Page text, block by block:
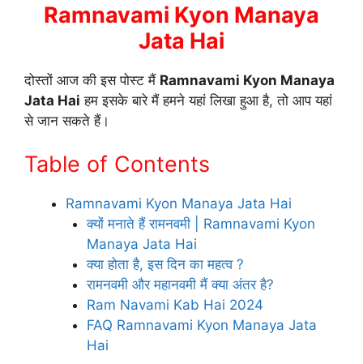
Ramnavami Kyon Manaya
Jata Hai
दोस्तों आज की इस पोस्ट मैं Ramnavami Kyon Manaya
Jata Hai हम इसके बारे मैं हमने यहां लिखा हुआ है, तो आप यहां
से जान सकते हैं।
Table of Contents
Ramnavami Kyon Manaya Jata Hai
क्यों मनाते हैं रामनवमी | Ramnavami Kyon
Manaya Jata Hai
क्या होता है, इस दिन का महत्व ?
रामनवमी और महानवमी मैं क्या अंतर है?
Ram Navami Kab Hai 2024
FAQ Ramnavami Kyon Manaya Jata
Hai